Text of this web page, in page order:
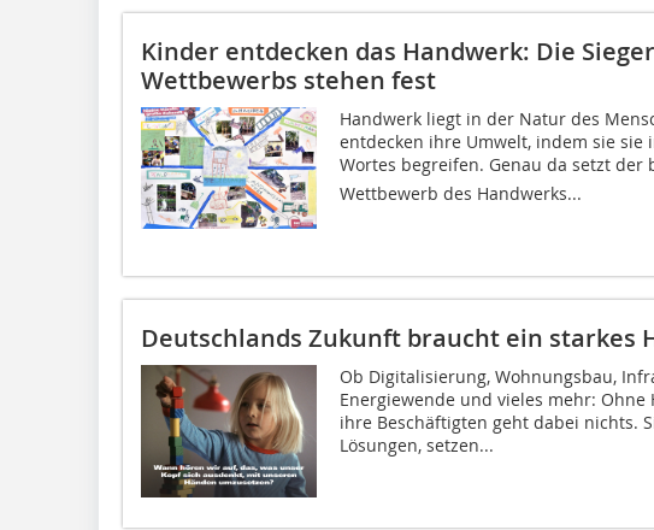
Kinder entdecken das Handwerk: Die
Wettbewerbs stehen fest
Handwerk liegt in der Natur des
entdecken ihre Umwelt, indem sie sie
Wortes begreifen. Genau da setzt
Wettbewerb des Handwerks...
Deutschlands Zukunft braucht ein starkes
Ob Digitalisierung, Wohnungsbau,
Energiewende und vieles mehr:
ihre Beschäftigten geht dabei nichts.
Lösungen, setzen...